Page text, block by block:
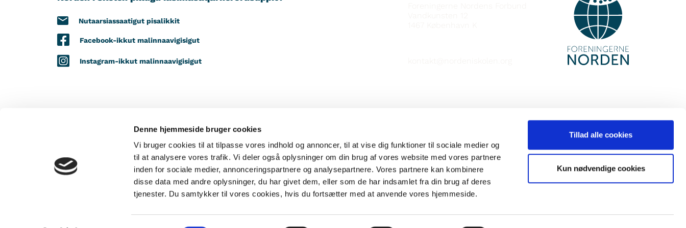
Denne hjemmeside bruger cookies
Vi bruger cookies til at tilpasse vores indhold og annoncer, til at vise dig funktioner til sociale medier og
til at analysere vores trafik. Vi deler også oplysninger om din brug af vores website med vores partnere
inden for sociale medier, annonceringspartnere og analysepartnere. Vores partnere kan kombinere
disse data med andre oplysninger, du har givet dem, eller som de har indsamlet fra din brug af deres
tjenester. Du samtykker til vores cookies, hvis du fortsætter med at anvende vores hjemmeside.
Tillad alle cookies
Kun nødvendige cookies
Nutaarsiassaatigut pisalikkit
Facebook-ikkut malinnaavigisigut
Instagram-ikkut malinnaavigisigut